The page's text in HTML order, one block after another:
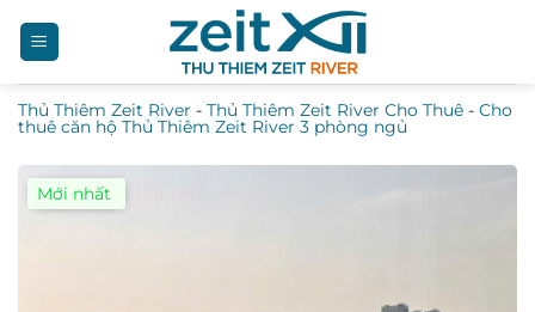
qua
nội
dung
Thủ Thiêm Zeit River - Thủ Thiêm Zeit River Cho Thuê - Cho
thuê căn hộ Thủ Thiêm Zeit River 3 phòng ngủ
Mới nhất